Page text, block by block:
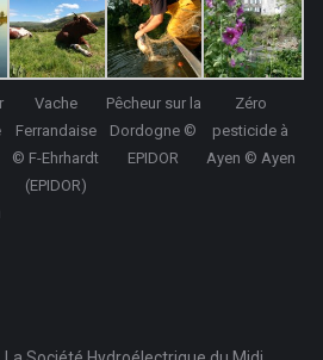
Vache
Ferrandaise
© F-Ehrhardt
(EPIDOR)
Pêcheur sur la
Dordogne ©
EPIDOR
Zéro
pesticide à
Ayen © Ayen